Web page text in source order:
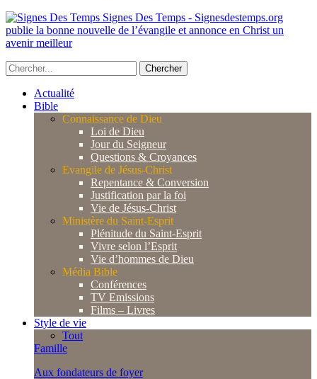
Signes Des Temps - Signesdestemps.org
publie la bonne nouvelle de l’évangile et annonce en Christ un
avenir meilleur
Actualité
Bible
Connaissance de Dieu
Loi de Dieu
Jour du Seigneur
Questions & Croyances
Evangile de Jésus-Christ
Repentance & Conversion
Justification par la foi
Vie de Jésus-Christ
Ministère du Saint-Esprit
Plénitude du Saint-Esprit
Vivre selon l’Esprit
Vie d’hommes de Dieu
Média Bible
Conférences
TV Emissions
Films – Livres
Style de vie
Tout
Famille
Aux fondateurs de foyer